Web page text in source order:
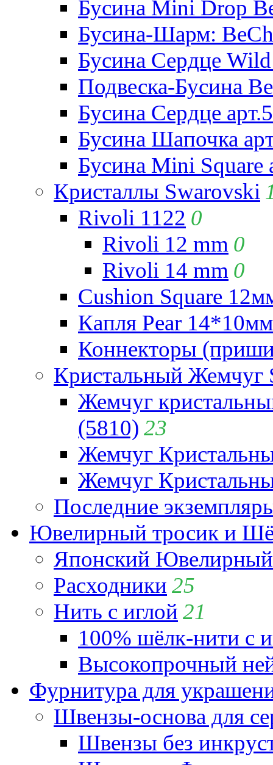
Бусина Mini Drop
Бусина-Шарм:
Бусина Сердце
Подвеска-Бусина
Бусина Сердце
Бусина Шапочка
Бусина Mini Square
Кристаллы Swarovski
Rivoli 1122 0
Rivoli 12 mm 0
Rivoli 14 mm 0
Cushion Square
Капля Pear
Коннекторы
Кристальный Жемчуг
Жемчуг
(5810) 23
Жемчуг
Жемчуг
Последние
Ювелирный тросик и
Японский
Расходники 25
Нить с иглой 21
100% шёлк-нити с
Высокопрочный
Фурнитура для
Швензы-основа для
Швензы без